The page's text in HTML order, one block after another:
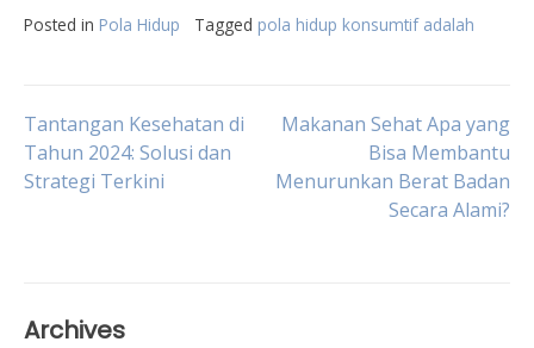
Posted in Pola Hidup Tagged pola hidup konsumtif adalah
Post
navigation
Tantangan Kesehatan di
Tahun 2024: Solusi dan
Strategi Terkini
Makanan Sehat Apa yang
Bisa Membantu
Menurunkan Berat Badan
Secara Alami?
Archives